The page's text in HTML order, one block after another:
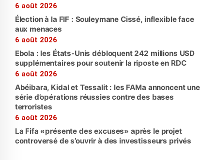
6 août 2026
Élection à la FIF : Souleymane Cissé, inflexible face
aux menaces
6 août 2026
Ebola : les États-Unis débloquent 242 millions USD
supplémentaires pour soutenir la riposte en RDC
6 août 2026
Abéibara, Kidal et Tessalit : les FAMa annoncent une
série d’opérations réussies contre des bases
terroristes
6 août 2026
La Fifa «présente des excuses» après le projet
controversé de s’ouvrir à des investisseurs privés